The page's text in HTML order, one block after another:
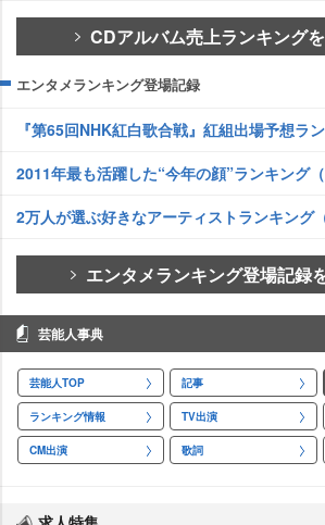
CDアルバム売上ランキング
エンタメランキング登場記録
『第65回NHK紅白歌合戦』紅組出場予想ラ
2011年最も活躍した“今年の顔”ランキング（
2万人が選ぶ好きなアーティストランキング
エンタメランキング登場記録
芸能人事典
芸能人TOP 記事
ランキング情報 TV出演
CM出演 歌詞